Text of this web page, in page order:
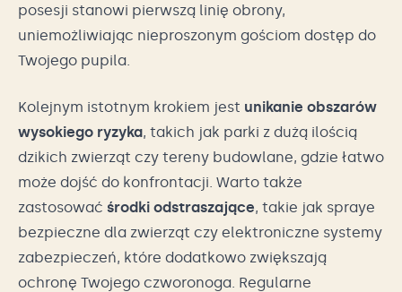
posesji stanowi pierwszą linię obrony,
uniemożliwiając nieproszonym gościom dostęp do
Twojego pupila.
Kolejnym istotnym krokiem jest unikanie obszarów
wysokiego ryzyka, takich jak parki z dużą ilością
dzikich zwierząt czy tereny budowlane, gdzie łatwo
może dojść do konfrontacji. Warto także
zastosować środki odstraszające, takie jak spraye
bezpieczne dla zwierząt czy elektroniczne systemy
zabezpieczeń, które dodatkowo zwiększają
ochronę Twojego czworonoga. Regularne